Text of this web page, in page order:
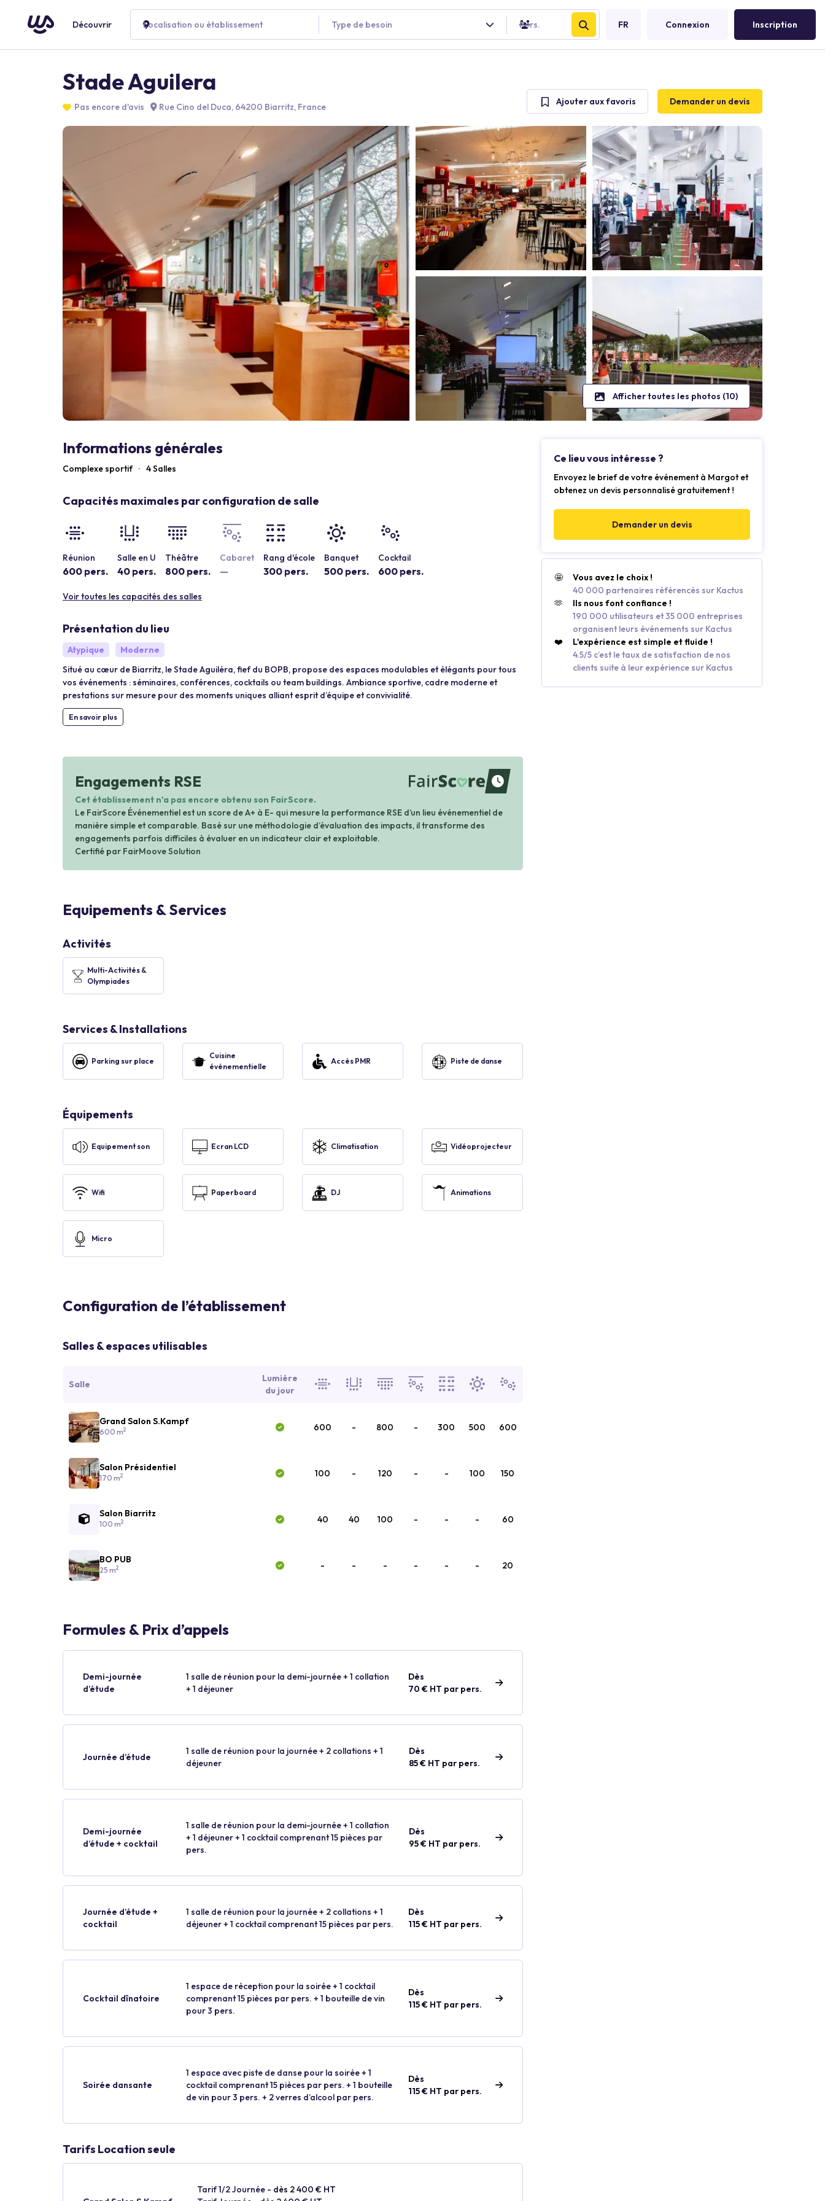
Découvrir Localisation ou établissement Type de besoin Pers. FR Connexion Inscription
Stade Aguilera
Pas encore d'avis Rue Cino del Duca, 64200 Biarritz, France Ajouter aux favoris Demander un devis
Afficher toutes les photos (10)
Informations générales
Complexe sportif · 4 Salles
Capacités maximales par configuration de salle
Réunion
600 pers.
Salle en U
40 pers.
Théâtre
800 pers.
Cabaret
—
Rang d'école
300 pers.
Banquet
500 pers.
Cocktail
600 pers.
Voir toutes les capacités des salles
Présentation du lieu
Atypique
Moderne
Situé au cœur de Biarritz, le Stade Aguiléra, fief du BOPB, propose des espaces modulables et élégants pour tous
vos événements : séminaires, conférences, cocktails ou team buildings. Ambiance sportive, cadre moderne et
prestations sur mesure pour des moments uniques alliant esprit d’équipe et convivialité.
En savoir plus
Engagements RSE
waiting
Cet établissement n'a pas encore obtenu son FairScore.
Le FairScore Événementiel est un score de A+ à E- qui mesure la performance RSE d’un lieu événementiel de
manière simple et comparable. Basé sur une méthodologie d’évaluation des impacts, il transforme des
engagements parfois difficiles à évaluer en un indicateur clair et exploitable.
Certifié par FairMoove Solution
Equipements & Services
Activités
Multi-Activités &
Olympiades
Services & Installations
Parking sur place
Cuisine
événementielle
Accès PMR Piste de danse
Équipements
Equipement son Ecran LCD Climatisation Vidéoprojecteur
Wifi Paperboard DJ Animations
Micro
Configuration de l’établissement
Salles & espaces utilisables
Salle
Lumière
du jour
Grand Salon S.Kampf
600 m2 600 - 800 - 300 500 600
Salon Présidentiel
170 m2 100 - 120 - - 100 150
Salon Biarritz
100 m2 40 40 100 - - - 60
BO PUB
25 m2 - - - - - - 20
Formules & Prix d’appels
Demi-journée
d’étude
1 salle de réunion pour la demi-journée + 1 collation
+ 1 déjeuner
Dès
70 € HT par pers.
Journée d’étude
1 salle de réunion pour la journée + 2 collations + 1
déjeuner
Dès
85 € HT par pers.
Demi-journée
d’étude + cocktail
1 salle de réunion pour la demi-journée + 1 collation
+ 1 déjeuner + 1 cocktail comprenant 15 pièces par
pers.
Dès
95 € HT par pers.
Journée d’étude +
cocktail
1 salle de réunion pour la journée + 2 collations + 1
déjeuner + 1 cocktail comprenant 15 pièces par pers.
Dès
115 € HT par pers.
Cocktail dînatoire
1 espace de réception pour la soirée + 1 cocktail
comprenant 15 pièces par pers. + 1 bouteille de vin
pour 3 pers.
Dès
115 € HT par pers.
Soirée dansante
1 espace avec piste de danse pour la soirée + 1
cocktail comprenant 15 pièces par pers. + 1 bouteille
de vin pour 3 pers. + 2 verres d’alcool par pers.
Dès
115 € HT par pers.
Tarifs Location seule
Tarif 1/2 Journée - dès 2 400 € HT
Ce lieu vous intéresse ?
Envoyez le brief de votre événement à Margot et
obtenez un devis personnalisé gratuitement !
Demander un devis
🤩
Vous avez le choix !
40 000 partenaires référencés sur Kactus
🫶
Ils nous font confiance !
190 000 utilisateurs et 35 000 entreprises
organisent leurs événements sur Kactus
❤️
L'expérience est simple et fluide !
4.5/5 c’est le taux de satisfaction de nos
clients suite à leur expérience sur Kactus